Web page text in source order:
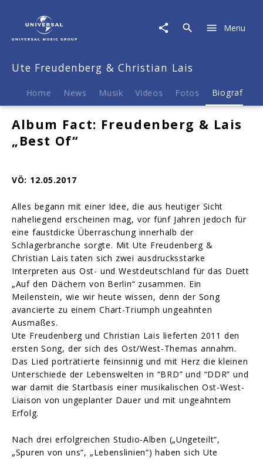
Freudenberg
Christian
Menu
Ute Freudenberg & Christian Lais
Home News Musik Videos Fotos Biografie
Album Fact: Freudenberg & Lais
„Best Of“
VÖ: 12.05.2017
Alles begann mit einer Idee, die aus heutiger Sicht
naheliegend erscheinen mag, vor fünf Jahren jedoch für
eine faustdicke Überraschung innerhalb der
Schlagerbranche sorgte. Mit Ute Freudenberg &
Christian Lais taten sich zwei ausdrucksstarke
Interpreten aus Ost- und Westdeutschland für das Duett
„Auf den Dächern von Berlin“ zusammen. Ein
Meilenstein, wie wir heute wissen, denn der Song
avancierte zu einem Chart-Triumph ungeahnten
Ausmaßes.
Ute Freudenberg und Christian Lais lieferten 2011 den
ersten Song, der sich des Ost/West-Themas annahm.
Das Lied porträtierte feinsinnig und mit Herz die kleinen
Unterschiede der Lebenswelten in “BRD” und “DDR” und
war damit die Startbasis einer musikalischen Ost-West-
Liaison von ungeplanter Dauer und mit ungeahntem
Erfolg.
Nach drei erfolgreichen Studio-Alben („Ungeteilt“,
„Spuren von uns“, „Lebenslinien“) haben sich Ute